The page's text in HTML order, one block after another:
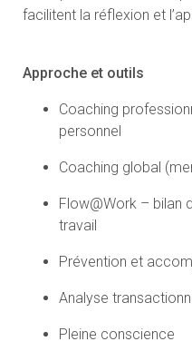
personnel
Flow@Work – bilan
travail
Prévention et
Analyse
Pleine conscience
nature
Parcours